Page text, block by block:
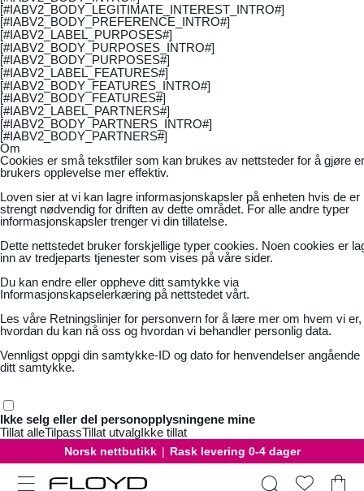
[#IABV2_BODY_LEGITIMATE_INTEREST_INTRO#]
[#IABV2_BODY_PREFERENCE_INTRO#]
[#IABV2_LABEL_PURPOSES#]
[#IABV2_BODY_PURPOSES_INTRO#]
[#IABV2_BODY_PURPOSES#]
[#IABV2_LABEL_FEATURES#]
[#IABV2_BODY_FEATURES_INTRO#]
[#IABV2_BODY_FEATURES#]
[#IABV2_LABEL_PARTNERS#]
[#IABV2_BODY_PARTNERS_INTRO#]
[#IABV2_BODY_PARTNERS#]
Om
Cookies er små tekstfiler som kan brukes av nettsteder for å gjøre
brukers opplevelse mer effektiv.
Loven sier at vi kan lagre informasjonskapsler på enheten hvis de er
strengt nødvendig for driften av dette området. For alle andre typer
informasjonskapsler trenger vi din tillatelse.
Dette nettstedet bruker forskjellige typer cookies. Noen cookies er
inn av tredjeparts tjenester som vises på våre sider.
Du kan endre eller oppheve ditt samtykke via
Informasjonskapselerkæring på nettstedet vårt.
Les våre Retningslinjer for personvern for å lære mer om hvem vi er,
hvordan du kan nå oss og hvordan vi behandler personlig data.
Vennligst oppgi din samtykke-ID og dato for henvendelser angående
ditt samtykke.
Ikke selg eller del personopplysningene mine
Tillat alleTilpassTillat utvalgIkke tillat
Norsk nettbutikk | Rask levering 0-4 dager